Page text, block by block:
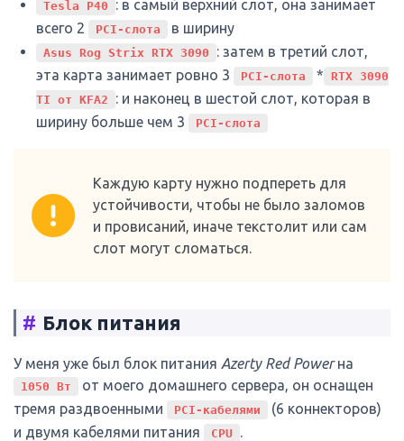
Tesla P40
: в самый верхний слот, она занимает
всего 2
PCI-слота в ширину
Asus Rog Strix RTX 3090
: затем в третий слот,
эта карта занимает ровно 3
PCI-слота * RTX 3090
TI от KFA2
: и наконец в шестой слот, которая в
ширину больше чем 3
PCI-слота
Каждую карту нужно подпереть для
устойчивости, чтобы не было заломов
и провисаний, иначе текстолит или сам
слот могут сломаться.
# Блок питания
У меня уже был блок питания Azerty Red Powerна
1050 Вт
от моего домашнего сервера, он оснащен
тремя раздвоенными
PCI-кабелями
(6 коннекторов)
и двумя кабелями питания
CPU .